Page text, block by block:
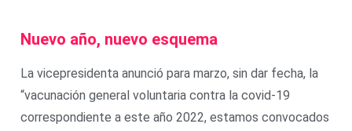
Nuevo año, nuevo esquema
La vicepresidenta anunció para marzo, sin dar fecha, la
“vacunación general voluntaria contra la covid-19
correspondiente a este año 2022, estamos convocados